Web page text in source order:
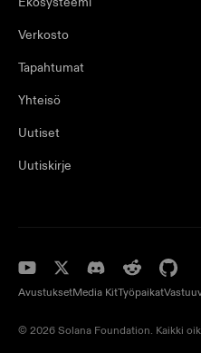
Verkosto
Tapahtumat
Yhteisö
Uutiset
Uutiskirje
AvustuksetMedia KitTyöpaikat
© 2026 Solana Foundation. Kaikki